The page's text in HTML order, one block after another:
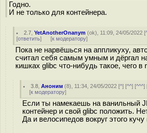
Годно.
И не только для контейнера.
2.7 ,YetAnotherOnanym (ok), 11:09, 24/05/2022 [
[ответить] [к модератору]
Пока не нарвёшься на аппликуху,
считал себя самым умным и дёргал
кишках glibc что-нибудь такое, чего в
3.8 ,Аноним (8), 11:34, 24/05/2022 [^] [^^] [^^^]
[к модератору]
Если ты намекаешь на ванильный
контейнер и свой glibc положить.
Да и велосипедов вокруг этого